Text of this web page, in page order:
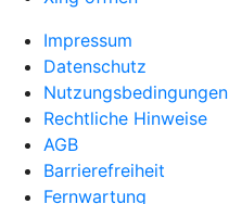
Impressum
Datenschutz
Nutzungsbedingungen
Rechtliche Hinweise
AGB
Barrierefreiheit
Fernwartung